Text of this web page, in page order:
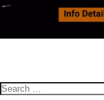
Search